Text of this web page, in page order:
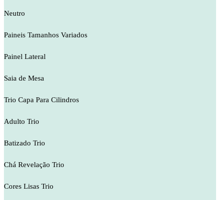
Neutro
Paineis Tamanhos Variados
Painel Lateral
Saia de Mesa
Trio Capa Para Cilindros
Adulto Trio
Batizado Trio
Chá Revelação Trio
Cores Lisas Trio